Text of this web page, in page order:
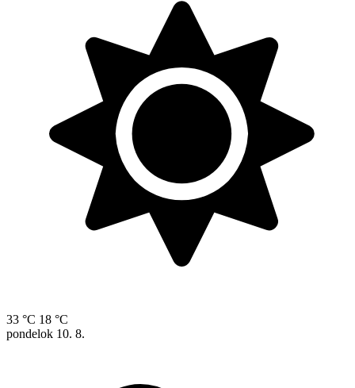
33 °C 18 °C
pondelok 10. 8.